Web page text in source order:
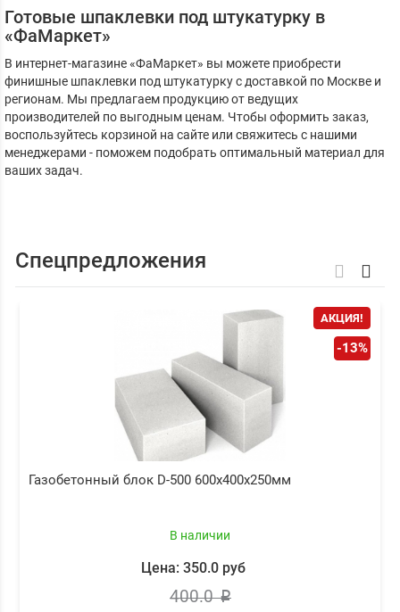
Готовые шпаклевки под штукатурку в
«ФаМаркет»
В интернет-магазине «ФаМаркет» вы можете приобрести
финишные шпаклевки под штукатурку с доставкой по Москве и
регионам. Мы предлагаем продукцию от ведущих
производителей по выгодным ценам. Чтобы оформить заказ,
воспользуйтесь корзиной на сайте или свяжитесь с нашими
менеджерами - поможем подобрать оптимальный материал для
ваших задач.
Спецпредложения
АКЦИЯ!
-13%
Газобетонный блок D-500 600x400x250мм
В наличии
Цена: 350.0 руб
400.0 p